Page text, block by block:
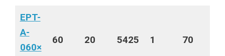
EPT-
A-
060×
60 20 5425 1 70